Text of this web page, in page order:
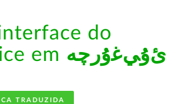
do
em ﺉۇﻲﻏۇﺭچە
TRADUZIDA